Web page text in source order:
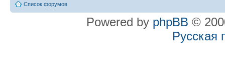
Список форумов
Powered by phpBB ©
Русская